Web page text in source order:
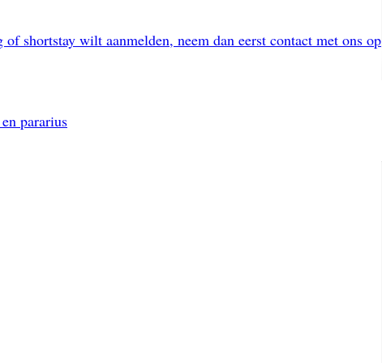
shortstay wilt aanmelden, neem dan eerst contact met ons op
pararius
aanvragen